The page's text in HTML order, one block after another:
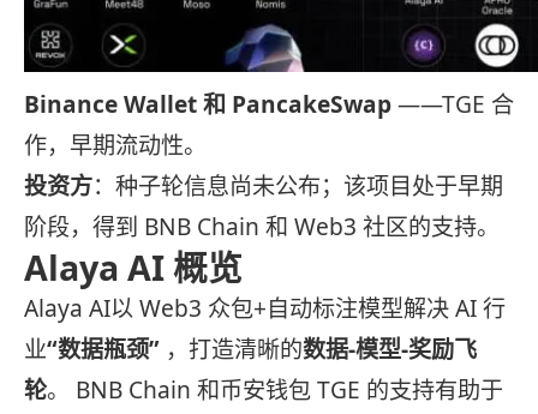
Binance Wallet 和 PancakeSwap——TGE 合
作，早期流动性。
投资方：种子轮信息尚未公布；该项目处于早期
阶段，得到 BNB Chain 和 Web3 社区的支持。
Alaya AI 概览
Alaya AI以 Web3 众包+自动标注模型解决 AI 行
业“数据瓶颈” ，打造清晰的数据-模型-奖励飞
轮。 BNB Chain 和币安钱包 TGE 的支持有助于